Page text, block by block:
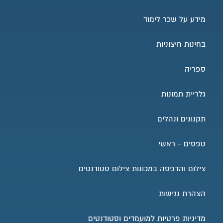
מידע על שכר לימוד
בחינות חיצוניות
ספריה
גלריית תמונות
תקנונים ונהלים
טפסים - ראשי
צילום והדפסה במכונות צילום סטודנטים
הצהרת נגישות
מדיניות פרטיות למועמדים וסטודנטים